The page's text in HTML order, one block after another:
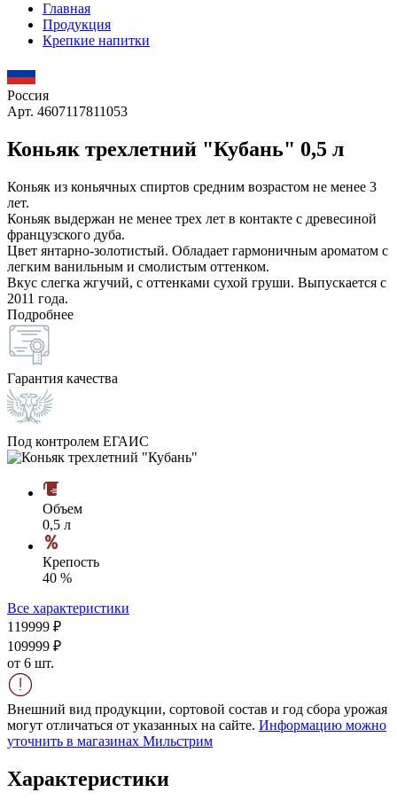
Главная
Продукция
Крепкие напитки
Россия
Арт. 4607117811053
Коньяк трехлетний "Кубань" 0,5 л
Коньяк из коньячных спиртов средним возрастом не менее 3
лет.
Коньяк выдержан не менее трех лет в контакте с древесиной
французского дуба.
Цвет янтарно-золотистый. Обладает гармоничным ароматом с
легким ванильным и смолистым оттенком.
Вкус слегка жгучий, с оттенками сухой груши. Выпускается с
2011 года.
Подробнее
Гарантия качества
Под контролем ЕГАИС
Объем
0,5 л
Крепость
40 %
Все характеристики
119999 ₽
109999 ₽
от 6 шт.
Внешний вид продукции, сортовой состав и год сбора урожая
могут отличаться от указанных на сайте. Информацию можно
уточнить в магазинах Мильстрим
Характеристики